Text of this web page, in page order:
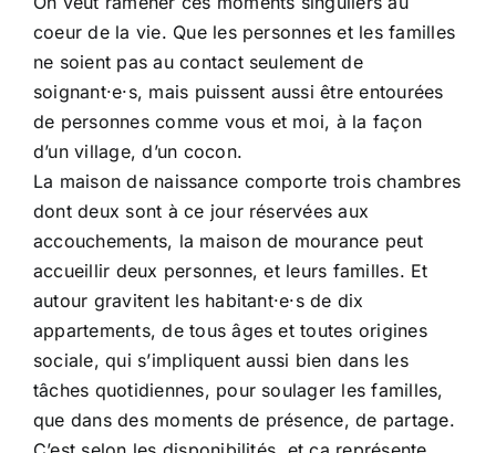
coeur de la vie. Que les personnes et les familles
ne soient pas au contact seulement de
soignant·e·s, mais puissent aussi être entourées
de personnes comme vous et moi, à la façon
d’un village, d’un cocon.
La maison de naissance comporte trois chambres
dont deux sont à ce jour réservées aux
accouchements, la maison de mourance peut
accueillir deux personnes, et leurs familles. Et
autour gravitent les habitant·e·s de dix
appartements, de tous âges et toutes origines
sociale, qui s’impliquent aussi bien dans les
tâches quotidiennes, pour soulager les familles,
que dans des moments de présence, de partage.